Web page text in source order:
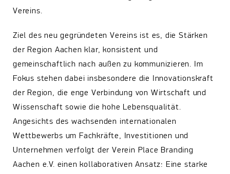
Vereins.
Ziel des neu gegründeten Vereins ist es, die Stärken
der Region Aachen klar, konsistent und
gemeinschaftlich nach außen zu kommunizieren. Im
Fokus stehen dabei insbesondere die Innovationskraft
der Region, die enge Verbindung von Wirtschaft und
Wissenschaft sowie die hohe Lebensqualität.
Angesichts des wachsenden internationalen
Wettbewerbs um Fachkräfte, Investitionen und
Unternehmen verfolgt der Verein Place Branding
Aachen e.V. einen kollaborativen Ansatz: Eine starke